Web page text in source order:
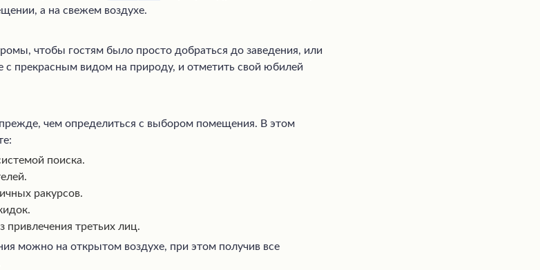
а на свежем воздухе.
чтобы гостям было просто добраться до заведения, или
с прекрасным видом на природу, и отметить свой юбилей
прежде, чем определиться с выбором помещения. В этом
поиска.
ракурсов.
привлечения третьих лиц.
можно на открытом воздухе, при этом получив все